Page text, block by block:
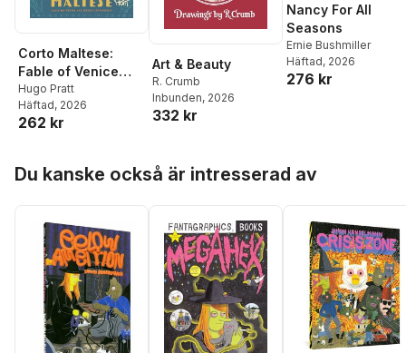
Corto Maltese:
Fable of Venice
and Other
Adventures
Hugo Pratt
Häftad, 2026
262 kr
Art & Beauty
R. Crumb
Inbunden, 2026
332 kr
Nancy For All
Seasons
Ernie Bushmiller
Häftad, 2026
276 kr
Du kanske också är intresserad av